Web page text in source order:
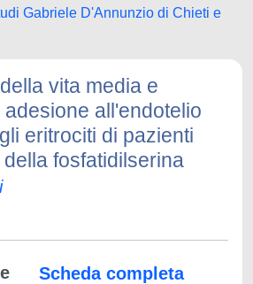
Gabriele D'Annunzio di Chieti e
vita media e
all'endotelio
eritrociti di pazienti
fosfatidilserina
Scheda completa